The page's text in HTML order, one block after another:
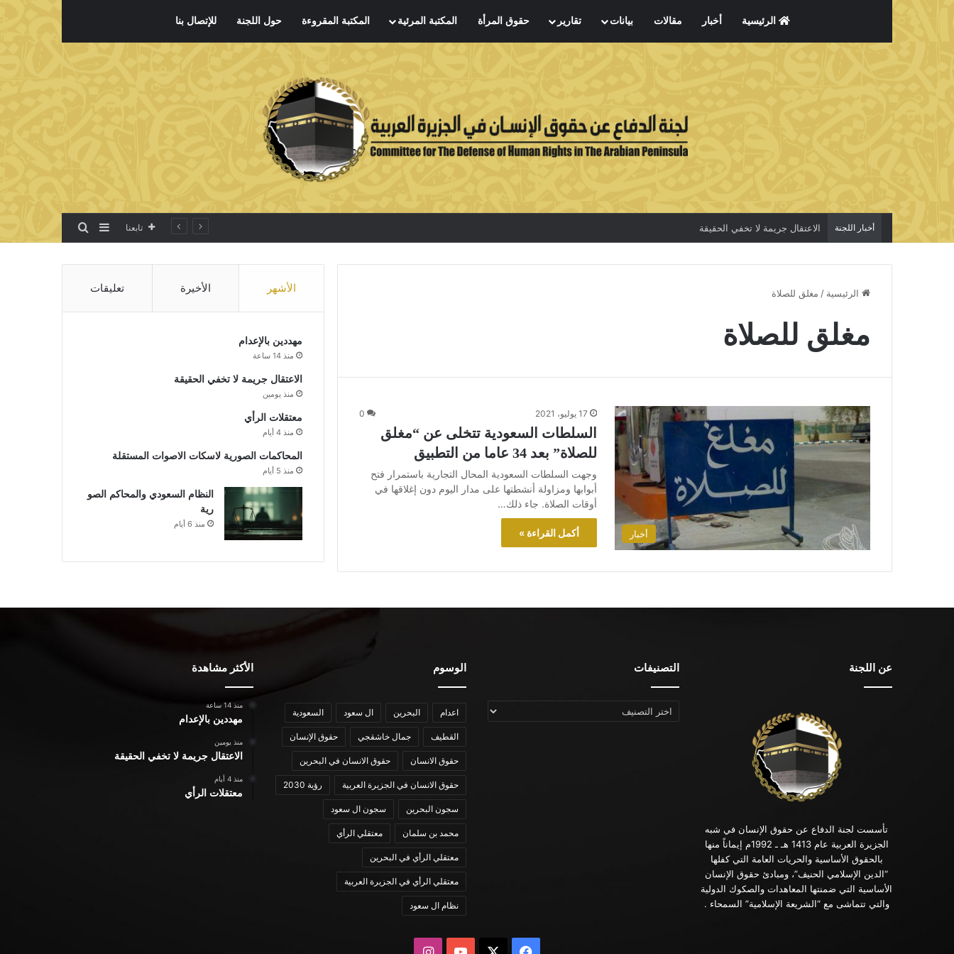
الرئيسية أخبار مقالات بيانات تقارير حقوق المرأة المكتبة المرئية المكتبة المقروءة حول اللجنة للإتصال بنا
أخبار اللجنة الاعتقال جريمة لا تخفي الحقيقة تابعنا إضافة عمود جانبي
بحث عن
الرئيسية / مغلق للصلاة
مغلق للصلاة
أخبار
17 يوليو، 2021 0
السلطات السعودية تتخلى عن “مغلق
للصلاة” بعد 34 عاما من التطبيق
وجهت السلطات السعودية المحال التجارية باستمرار فتح
أبوابها ومزاولة أنشطتها على مدار اليوم دون إغلاقها في
أوقات الصلاة. جاء ذلك…
أكمل القراءة »
الأشهر الأخيرة تعليقات
مهددين بالإعدام
منذ 14 ساعة
الاعتقال جريمة لا تخفي الحقيقة
منذ يومين
معتقلات الرأي
منذ 4 أيام
المحاكمات الصورية لاسكات الاصوات المستقلة
منذ 5 أيام
النظام السعودي والمحاكم الصو
رية
منذ 6 أيام
عن اللجنة
تأسست لجنة الدفاع عن حقوق الإنسان في شبه
الجزيرة العربية عام 1413 هـ ـ 1992م إيماناً منها
بالحقوق الأساسية والحريات العامة التي كفلها
“الدين الإسلامي الحنيف”، ومبادئ حقوق الإنسان
الأساسية التي ضمنتها المعاهدات والصكوك الدولية
والتي تتماشى مع “الشريعة الإسلامية” السمحاء .
التصنيفات
التصنيفات
الوسوم
اعدام البحرين ال سعود السعودية
القطيف جمال خاشقجي حقوق الإنسان
حقوق الانسان حقوق الانسان في البحرين
حقوق الانسان في الجزيرة العربية رؤية 2030
سجون البحرين سجون ال سعود
محمد بن سلمان معتقلي الرأي
معتقلي الرأي في البحرين
معتقلي الرأي في الجزيرة العربية
نظام ال سعود
الأكثر مشاهدة
منذ 14 ساعة
مهددين بالإعدام
منذ يومين
الاعتقال جريمة لا تخفي الحقيقة
منذ 4 أيام
معتقلات الرأي
فيسبوك يوتيوبانستقرام